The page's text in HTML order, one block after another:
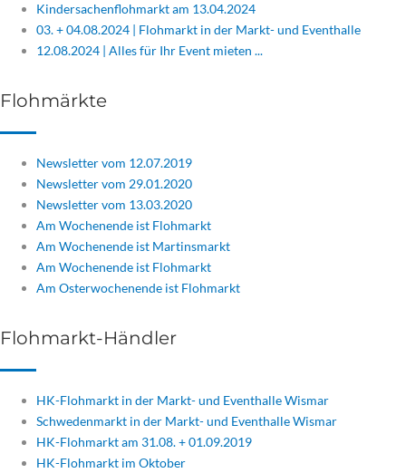
Kindersachenflohmarkt am 13.04.2024
03. + 04.08.2024 | Flohmarkt in der Markt- und Eventhalle
12.08.2024 | Alles für Ihr Event mieten ...
Flohmärkte
Newsletter vom 12.07.2019
Newsletter vom 29.01.2020
Newsletter vom 13.03.2020
Am Wochenende ist Flohmarkt
Am Wochenende ist Martinsmarkt
Am Wochenende ist Flohmarkt
Am Osterwochenende ist Flohmarkt
Flohmarkt-Händler
HK-Flohmarkt in der Markt- und Eventhalle Wismar
Schwedenmarkt in der Markt- und Eventhalle Wismar
HK-Flohmarkt am 31.08. + 01.09.2019
HK-Flohmarkt im Oktober